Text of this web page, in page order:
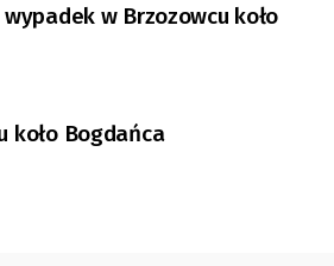
w Brzozowcu koło
koło Bogdańca